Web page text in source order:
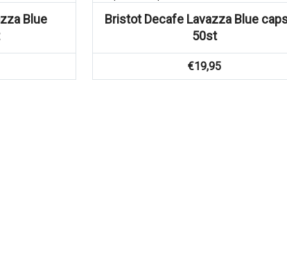
Blue
Bristot Decafe Lavazza Blue
50st
€19,95